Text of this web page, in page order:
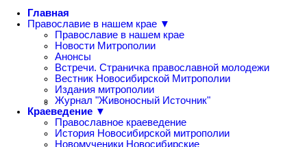
Главная
Православие в нашем крае ▼
Православие в нашем крае
Новости Митрополии
Анонсы
Встречи. Страничка православной молодежи
Вестник Новосибирской Митрополии
Издания митрополии
Журнал "Живоносный Источник"
Краеведение ▼
Православное краеведение
История Новосибирской митрополии
Новомученики Новосибирские